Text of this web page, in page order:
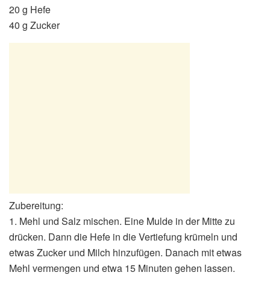
20 g Hefe
40 g Zucker
Zubereitung:
1. Mehl und Salz mischen. Eine Mulde in der Mitte zu
drücken. Dann die Hefe in die Vertiefung krümeln und
etwas Zucker und Milch hinzufügen. Danach mit etwas
Mehl vermengen und etwa 15 Minuten gehen lassen.